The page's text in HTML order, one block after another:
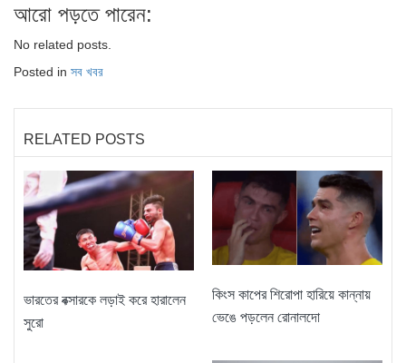
আরো পড়তে পারেন:
No related posts.
Posted in সব খবর
RELATED POSTS
ভারতের বক্সারকে লড়াই করে হারালেন
সুরো
কিংস কাপের শিরোপা হারিয়ে কান্নায়
ভেঙে পড়লেন রোনালদো